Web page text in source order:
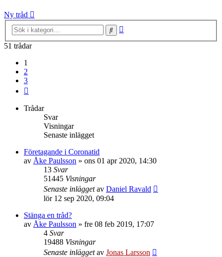
Ny tråd
Sök
51 trådar
1
2
3
Trådar
Svar
Visningar
Senaste inlägget
Företagande i Coronatid
av Åke Paulsson » ons 01 apr 2020, 14:30
13 Svar
51445 Visningar
Senaste inläggetav Daniel Ravald
lör 12 sep 2020, 09:04
Stänga en tråd?
av Åke Paulsson » fre 08 feb 2019, 17:07
4 Svar
19488 Visningar
Senaste inläggetav Jonas Larsson